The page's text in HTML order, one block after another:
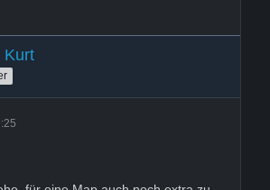
Kurt